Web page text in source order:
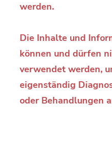
werden.
Die Inhalte und
können und dürfen
verwendet werden,
eigenständig
oder Behandlungen